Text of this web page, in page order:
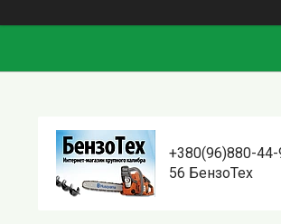
+380(96)880-
56 БензоТех